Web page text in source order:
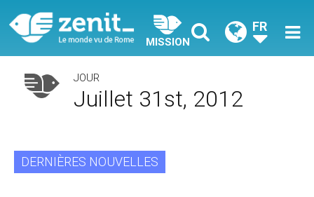
MISSION
FR
JOUR
Juillet 31st, 2012
DERNIÈRES NOUVELLES